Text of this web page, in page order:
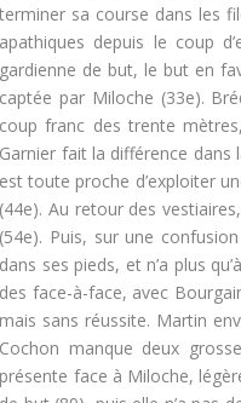
terminer sa course dans les
apathiques depuis le coup
gardienne de but, le but en
captée par Miloche (33e).
coup franc des trente
Garnier fait la différence
est toute proche d’exploiter
(44e). Au retour des
(54e). Puis, sur une
dans ses pieds, et n’a plus
des face-à-face, avec
mais sans réussite. Martin
Cochon manque deux
présente face à Miloche,